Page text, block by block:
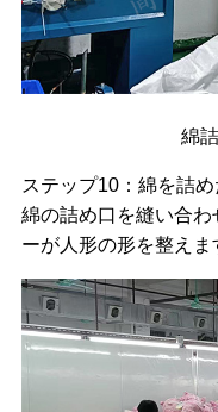
綿
ステップ10：綿を詰
綿の詰め口を縫い合
ーが人形の形を整えま